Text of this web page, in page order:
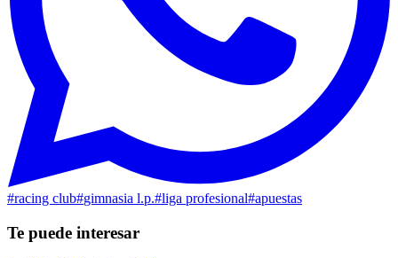
#racing club#gimnasia l.p.#liga profesional#apuestas
Te puede interesar